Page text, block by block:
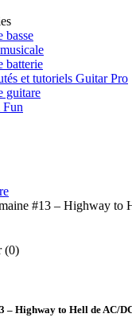
basse
batterie
et tutoriels Guitar Pro
guitare
#13 – Highway to
(0)
– Highway to Hell de AC/